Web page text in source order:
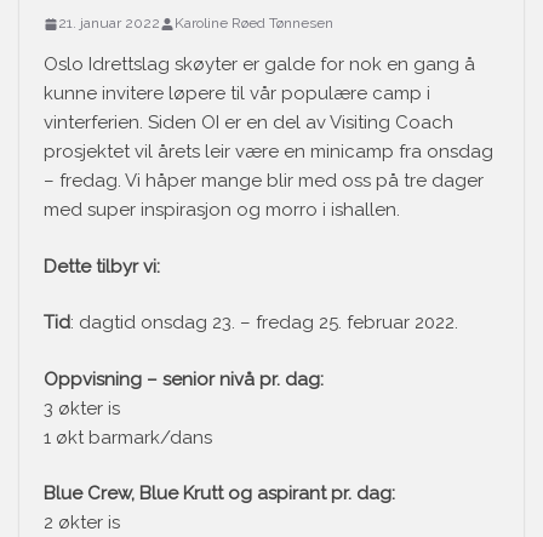
21. januar 2022 Karoline Røed Tønnesen
Oslo Idrettslag skøyter er galde for nok en gang å
kunne invitere løpere til vår populære camp i
vinterferien. Siden OI er en del av Visiting Coach
prosjektet vil årets leir være en minicamp fra onsdag
– fredag. Vi håper mange blir med oss på tre dager
med super inspirasjon og morro i ishallen.
Dette tilbyr vi:
Tid: dagtid onsdag 23. – fredag 25. februar 2022.
Oppvisning – senior nivå pr. dag:
3 økter is
1 økt barmark/dans
Blue Crew, Blue Krutt og aspirant pr. dag:
2 økter is